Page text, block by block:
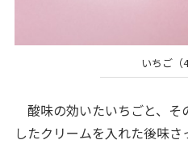
いちご（
酸味の効いたいちごと、そ
したクリームを入れた後味さ